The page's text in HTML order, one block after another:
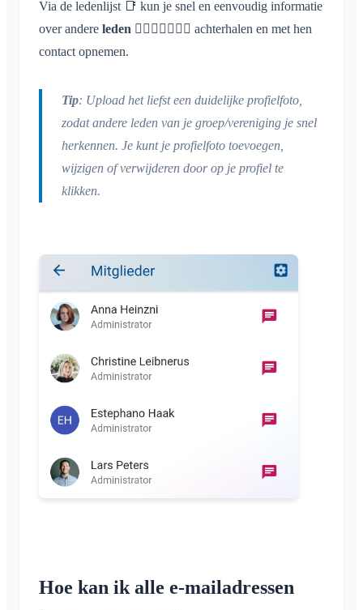
Locatie delen
Persoonlijke agenda
Synchronisatie
Leesbevestiging
Bericht verwijderen
Areas
Wat is een Area-groep?
Area aanmaken
Area verlaten
Account & instellingen
Klubraum verlaten
Uitloggen
Naam wijzigen
E-mailadres wijzigen
Profielfoto wijzigen
Account sluiten
Beheer
Rechten
Leden uitnodigen
Uitnodigingen opnieuw versturen
Area-beheerder
Area's beheren
Aanmeldknop op verenigingswebsite
Klubraum sluiten
Ondersteunde browsers
Feedback
Toepassingen
Via de ledenlijst 📑 kun je snel en eenvoudig informatie
over andere leden 🧍🏾‍♂️🚶‍♂️🏌️‍♀️ achterhalen en met hen
contact opnemen.
Tip: Upload het liefst een duidelijke profielfoto,
zodat andere leden van je groep/vereniging je snel
herkennen. Je kunt je profielfoto toevoegen,
wijzigen of verwijderen door op je profiel te
klikken.
Hoe kan ik alle e-mailadressen